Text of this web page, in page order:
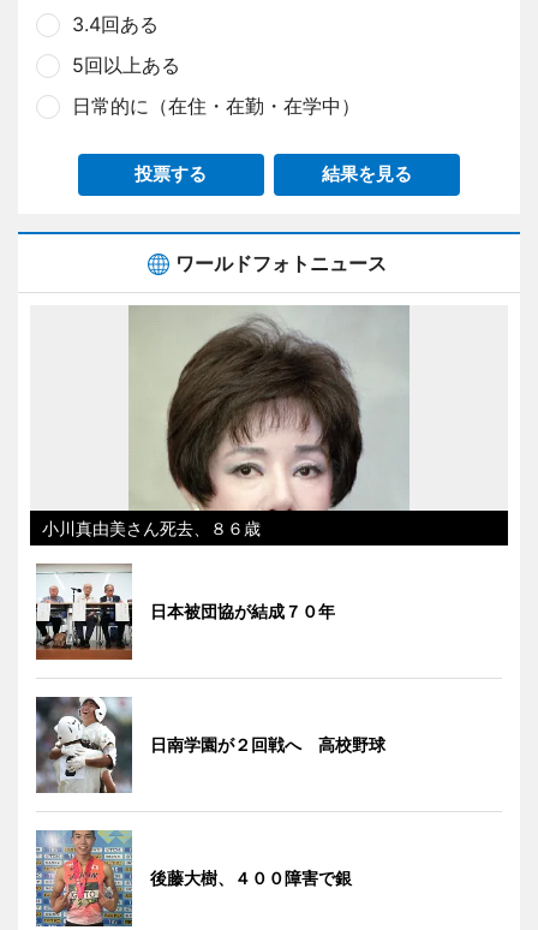
3.4回ある
5回以上ある
日常的に（在住・在勤・在学中）
投票する 結果を見る
ワールドフォトニュース
小川真由美さん死去、８６歳
日本被団協が結成７０年
日南学園が２回戦へ 高校野球
後藤大樹、４００障害で銀